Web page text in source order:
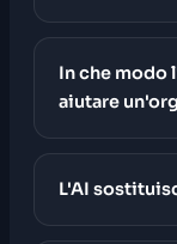
In che modo
aiutare
L'AI